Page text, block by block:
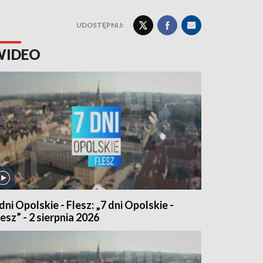
UDOSTĘPNIJ:
Opolskie - Flesz: „7 dni Opolskie -
- 2 sierpnia 2026